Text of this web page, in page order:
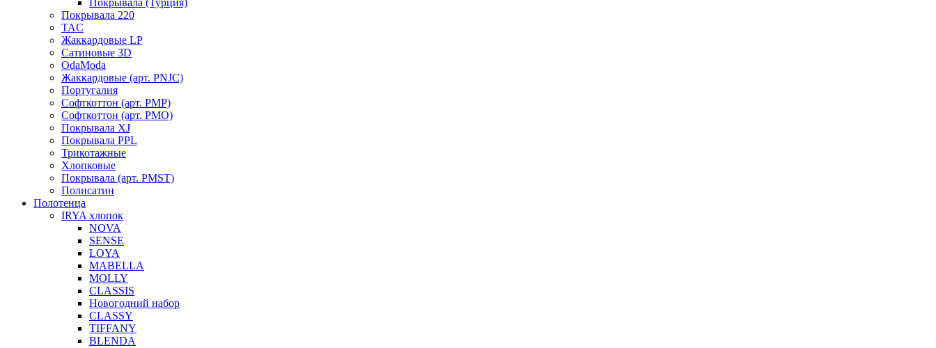
Покрывала (Турция)
Покрывала 220
TAC
Жаккардовые LP
Сатиновые 3D
OdaModa
Жаккардовые (арт. PNJC)
Португалия
Софткоттон (арт. PMP)
Софткоттон (арт. PMO)
Покрывала XJ
Покрывала PPL
Трикотажные
Хлопковые
Покрывала (арт. PMST)
Полисатин
Полотенца
IRYA хлопок
NOVA
SENSE
LOYA
MABELLA
MOLLY
CLASSIS
Новогодний набор
CLASSY
TIFFANY
BLENDA